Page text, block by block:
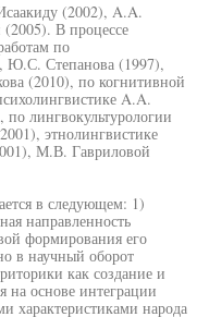
(2002), A.A.
В процессе
по
Ю.С. Степанова (1997),
(2010), по когнитивной
A.A.
лингвокультурологии
этнолингвистике
М.В. Гавриловой
в следующем: 1)
направленность
формирования его
в научный оборот
как создание и
на основе интеграции
характеристиками народа